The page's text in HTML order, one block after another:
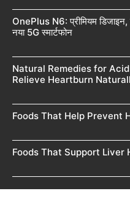
OnePlus N6: प्रीमियम डिजाइन,
नया 5G स्मार्टफोन
Natural Remedies for
Relieve Heartburn
Foods That Help Prevent
Foods That Support Liver